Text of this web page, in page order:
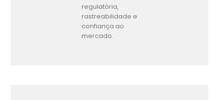
regulatória,
rastreabilidade e
confiança ao
mercado.